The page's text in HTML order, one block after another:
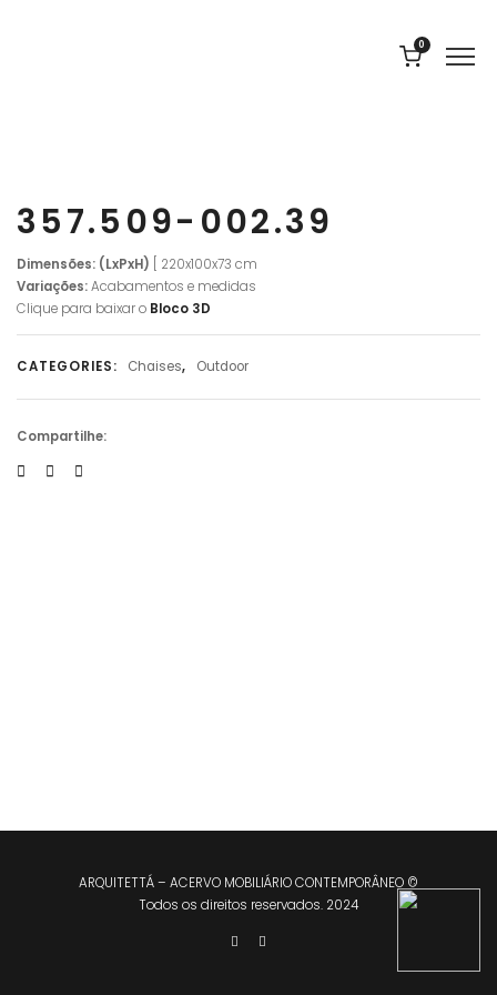
0
357.509-002.39
Dimensões: (LxPxH)
[ 220x100x73 cm
Variações:Acabamentos e medidas
Clique para baixar o Bloco 3D
CATEGORIES: Chaises, Outdoor
Compartilhe:
ARQUITETTÁ – ACERVO MOBILIÁRIO CONTEMPORÂNEO ©
Todos os direitos reservados. 2024